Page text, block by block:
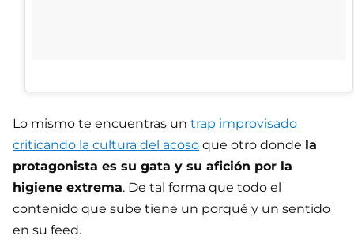
Lo mismo te encuentras un trap improvisado
criticando la cultura del acoso que otro donde la
protagonista es su gata y su afición por la
higiene extrema. De tal forma que todo el
contenido que sube tiene un porqué y un sentido
en su feed.